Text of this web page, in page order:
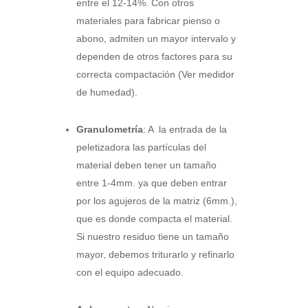
entre el 12-14%. Con otros
materiales para fabricar pienso o
abono, admiten un mayor intervalo y
dependen de otros factores para su
correcta compactación (Ver medidor
de humedad).
Granulometría: A la entrada de la
peletizadora las partículas del
material deben tener un tamaño
entre 1-4mm. ya que deben entrar
por los agujeros de la matriz (6mm.),
que es donde compacta el material.
Si nuestro residuo tiene un tamaño
mayor, debemos triturarlo y refinarlo
con el equipo adecuado.